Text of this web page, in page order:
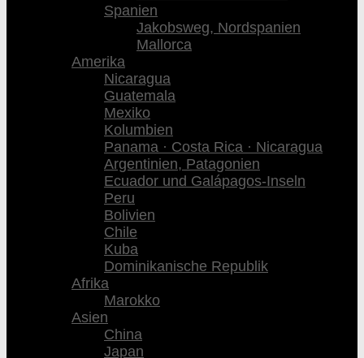
Spanien
Jakobsweg, Nordspanien
Mallorca
Amerika
Nicaragua
Guatemala
Mexiko
Kolumbien
Panama · Costa Rica · Nicaragua
Argentinien, Patagonien
Ecuador und Galápagos-Inseln
Peru
Bolivien
Chile
Kuba
Dominikanische Republik
Afrika
Marokko
Asien
China
Japan